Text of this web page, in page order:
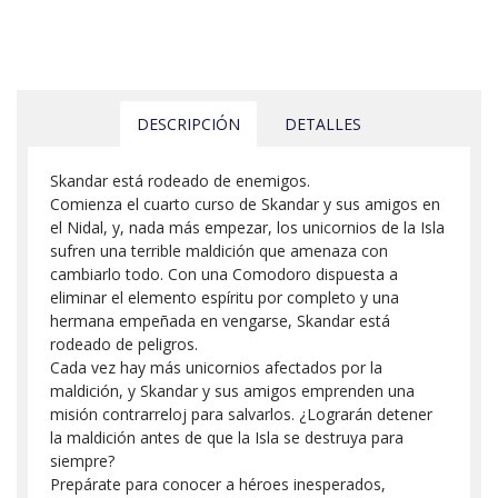
DESCRIPCIÓN DETALLES
Skandar está rodeado de enemigos.
Comienza el cuarto curso de Skandar y sus amigos en
el Nidal, y, nada más empezar, los unicornios de la Isla
sufren una terrible maldición que amenaza con
cambiarlo todo. Con una Comodoro dispuesta a
eliminar el elemento espíritu por completo y una
hermana empeñada en vengarse, Skandar está
rodeado de peligros.
Cada vez hay más unicornios afectados por la
maldición, y Skandar y sus amigos emprenden una
misión contrarreloj para salvarlos. ¿Lograrán detener
la maldición antes de que la Isla se destruya para
siempre?
Prepárate para conocer a héroes inesperados,